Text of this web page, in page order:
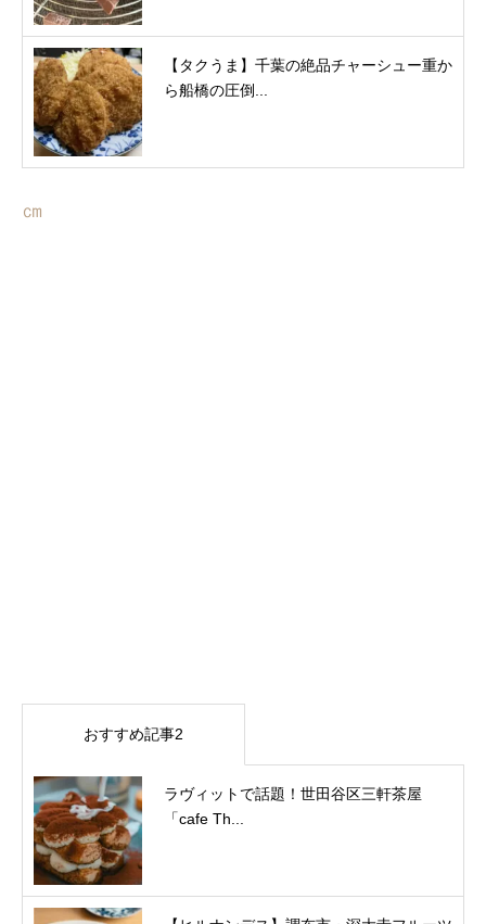
【タクうま】千葉の絶品チャーシュー重か
ら船橋の圧倒...
㎝
おすすめ記事2
ラヴィットで話題！世田谷区三軒茶屋
「cafe Th...